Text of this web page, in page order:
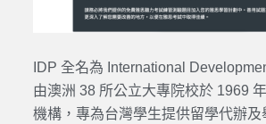
IDP 全名為 International
由澳洲 38 所公立大專院校於 1969
機構，專為台灣學生提供留學代辦及